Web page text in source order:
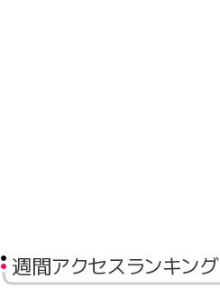
週間アクセスランキング